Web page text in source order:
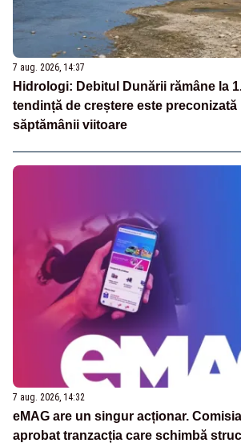
7 aug. 2026, 14:37
Hidrologi: Debitul Dunării rămâne la
tendință de creștere este preconizată
săptămânii viitoare
7 aug. 2026, 14:32
eMAG are un singur acționar.
aprobat tranzacția care schimbă